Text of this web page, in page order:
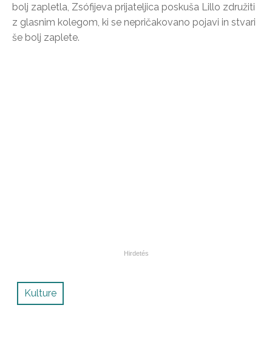
bolj zapletla, Zsófijeva prijateljica poskuša Lillo združiti
z glasnim kolegom, ki se nepričakovano pojavi in stvari
še bolj zaplete.
Kulture